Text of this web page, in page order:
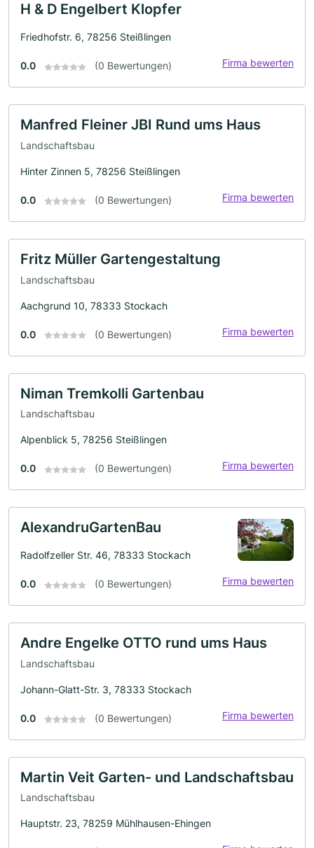
H & D Engelbert Klopfer
Friedhofstr. 6, 78256 Steißlingen
0.0 (0 Bewertungen) Firma bewerten
Manfred Fleiner JBI Rund ums Haus
Landschaftsbau
Hinter Zinnen 5, 78256 Steißlingen
0.0 (0 Bewertungen) Firma bewerten
Fritz Müller Gartengestaltung
Landschaftsbau
Aachgrund 10, 78333 Stockach
0.0 (0 Bewertungen) Firma bewerten
Niman Tremkolli Gartenbau
Landschaftsbau
Alpenblick 5, 78256 Steißlingen
0.0 (0 Bewertungen) Firma bewerten
AlexandruGartenBau
Radolfzeller Str. 46, 78333 Stockach
0.0 (0 Bewertungen) Firma bewerten
Andre Engelke OTTO rund ums Haus
Landschaftsbau
Johann-Glatt-Str. 3, 78333 Stockach
0.0 (0 Bewertungen) Firma bewerten
Martin Veit Garten- und Landschaftsbau
Landschaftsbau
Hauptstr. 23, 78259 Mühlhausen-Ehingen